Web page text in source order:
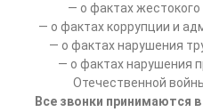
— о фактах
— о фактах коррупции и
— о фактах нарушения
— о фактах нарушения
Отечественной
Все звонки принимаются